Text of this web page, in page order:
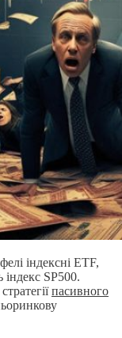
індексні ETF,
SP500.
пасивного